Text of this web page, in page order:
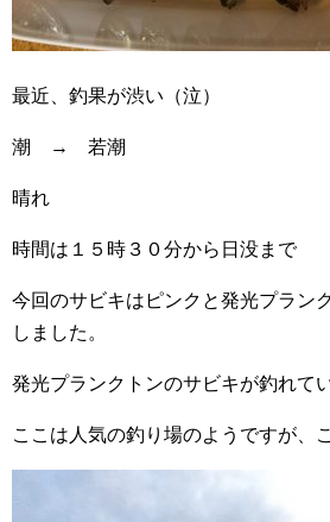
最近、釣果が渋い（泣）
潮 → 若潮
晴れ
時間は１５時３０分から日没まで
今回のサビキはピンクと発光プラン
しました。
発光プランクトンのサビキが釣れて
ここは人気の釣り場のようですが、